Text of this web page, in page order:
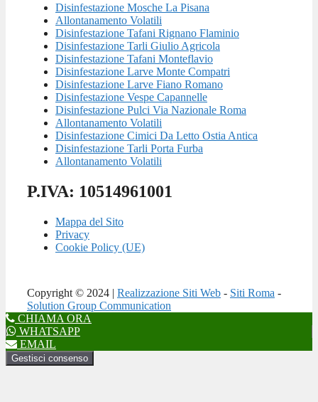
Disinfestazione Mosche La Pisana
Allontanamento Volatili
Disinfestazione Tafani Rignano Flaminio
Disinfestazione Tarli Giulio Agricola
Disinfestazione Tafani Monteflavio
Disinfestazione Larve Monte Compatri
Disinfestazione Larve Fiano Romano
Disinfestazione Vespe Capannelle
Disinfestazione Pulci Via Nazionale Roma
Allontanamento Volatili
Disinfestazione Cimici Da Letto Ostia Antica
Disinfestazione Tarli Porta Furba
Allontanamento Volatili
P.IVA: 10514961001
Mappa del Sito
Privacy
Cookie Policy (UE)
Copyright © 2024 | Realizzazione Siti Web - Siti Roma -
Solution Group Communication
CHIAMA ORA
WHATSAPP
EMAIL
Gestisci consenso